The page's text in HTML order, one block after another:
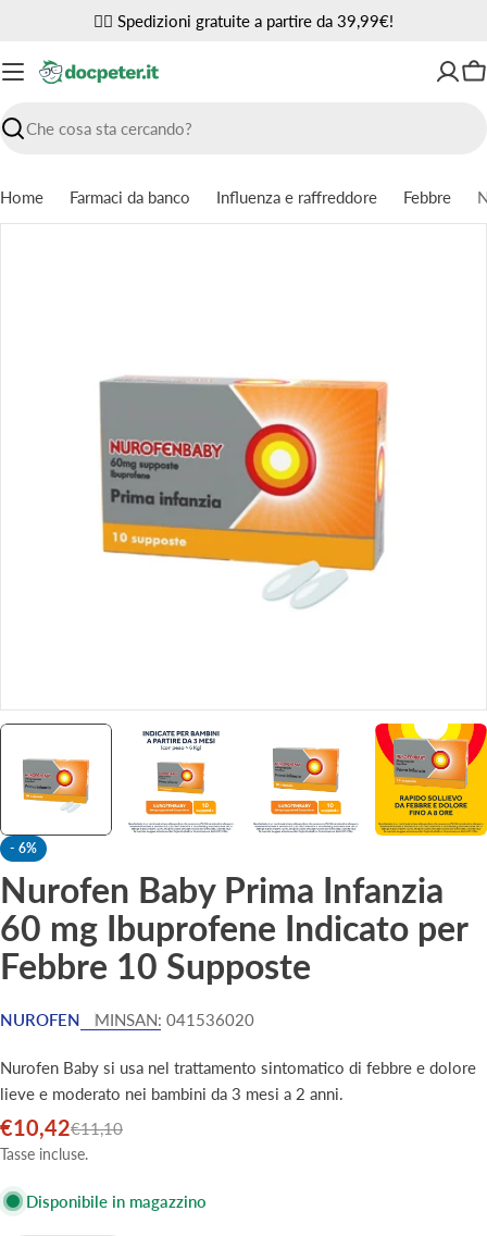
contenuto
✌🏼 Spedizioni gratuite a partire da 39,99€!
Ricerca
Home Farmaci da banco Influenza e raffreddore
Febbre
Apri supporto 0 in modalità modale
- 6%
Nurofen Baby Prima Infanzia
60 mg Ibuprofene Indicato per
Febbre 10 Supposte
NUROFEN MINSAN: 041536020
Nurofen Baby si usa nel trattamento sintomatico di febbre e dolore
lieve e moderato nei bambini da 3 mesi a 2 anni.
Prezzo
di
€10,42
Prezzo
normale
€11,10
Tasse incluse.
Disponibile in magazzino